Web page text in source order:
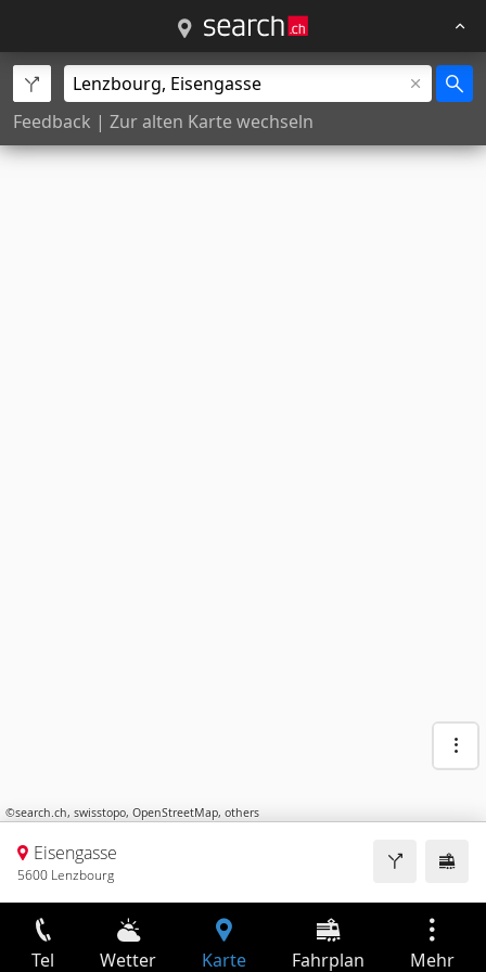
Feedback | Zur alten Karte wechseln
©search.ch, swisstopo, OpenStreetMap, others
Eisengasse
5600 Lenzbourg
Tel Wetter Karte Fahrplan Mehr